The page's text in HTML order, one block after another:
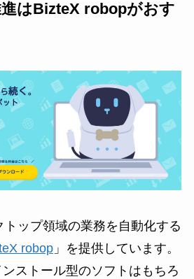
はBizteX robopがおす
ップ領域の業務を自動化する
robop」を提供しています。
ストール型のソフトはもちろ